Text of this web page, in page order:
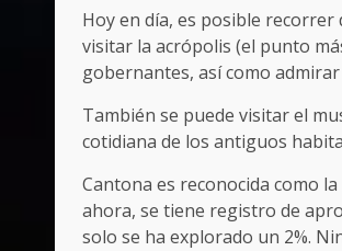
Hoy en día, es posible
visitar la acrópolis (el punto
gobernantes, así como
También se puede visitar el
cotidiana de los antiguos
Cantona es reconocida como
ahora, se tiene registro de
solo se ha explorado un 2%.